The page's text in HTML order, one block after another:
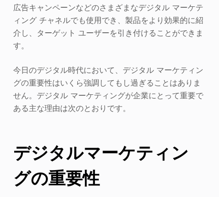
広告キャンペーンなどのさまざまなデジタル マーケテ
ィング チャネルでも使用でき、製品をより効果的に紹
介し、ターゲット ユーザーを引き付けることができま
す。
今日のデジタル時代において、デジタル マーケティン
グの重要性はいくら強調してもし過ぎることはありま
せん。デジタル マーケティングが企業にとって重要で
ある主な理由は次のとおりです。
デジタルマーケティン
グの重要性